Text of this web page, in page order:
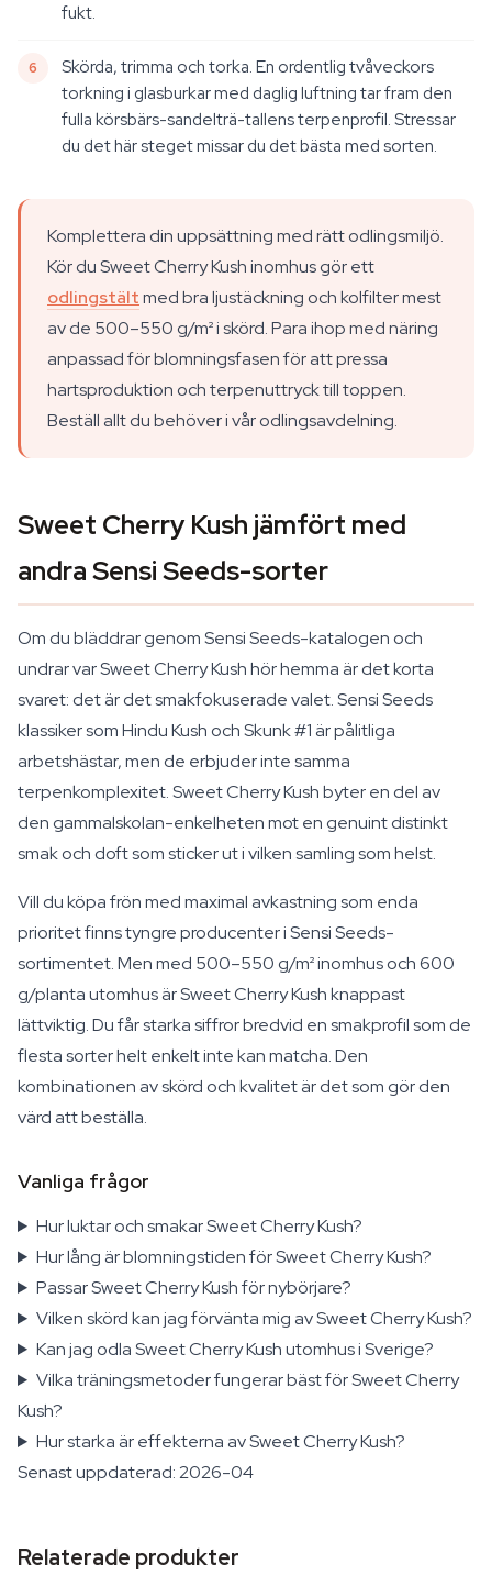
fukt.
Skörda, trimma och torka. En ordentlig tvåveckors
torkning i glasburkar med daglig luftning tar fram den
fulla körsbärs-sandelträ-tallens terpenprofil. Stressar
du det här steget missar du det bästa med sorten.
Komplettera din uppsättning med rätt odlingsmiljö.
Kör du Sweet Cherry Kush inomhus gör ett
odlingstältmed bra ljustäckning och kolfilter mest
av de 500–550 g/m² i skörd. Para ihop med näring
anpassad för blomningsfasen för att pressa
hartsproduktion och terpenuttryck till toppen.
Beställ allt du behöver i vår odlingsavdelning.
Sweet Cherry Kush jämfört med
andra Sensi Seeds-sorter
Om du bläddrar genom Sensi Seeds-katalogen och
undrar var Sweet Cherry Kush hör hemma är det korta
svaret: det är det smakfokuserade valet. Sensi Seeds
klassiker som Hindu Kush och Skunk #1 är pålitliga
arbetshästar, men de erbjuder inte samma
terpenkomplexitet. Sweet Cherry Kush byter en del av
den gammalskolan-enkelheten mot en genuint distinkt
smak och doft som sticker ut i vilken samling som helst.
Vill du köpa frön med maximal avkastning som enda
prioritet finns tyngre producenter i Sensi Seeds-
sortimentet. Men med 500–550 g/m² inomhus och 600
g/planta utomhus är Sweet Cherry Kush knappast
lättviktig. Du får starka siffror bredvid en smakprofil som de
flesta sorter helt enkelt inte kan matcha. Den
kombinationen av skörd och kvalitet är det som gör den
värd att beställa.
Vanliga frågor
Hur luktar och smakar Sweet Cherry Kush?
Hur lång är blomningstiden för Sweet Cherry Kush?
Passar Sweet Cherry Kush för nybörjare?
Vilken skörd kan jag förvänta mig av Sweet Cherry Kush?
Kan jag odla Sweet Cherry Kush utomhus i Sverige?
Vilka träningsmetoder fungerar bäst för Sweet Cherry
Kush?
Hur starka är effekterna av Sweet Cherry Kush?
Senast uppdaterad: 2026-04
Relaterade produkter